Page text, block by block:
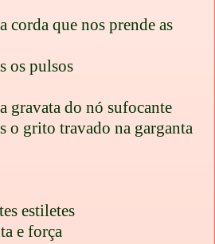
corda que nos prende as
os pulsos
gravata do nó sufocante
o grito travado na garganta
estiletes
e força